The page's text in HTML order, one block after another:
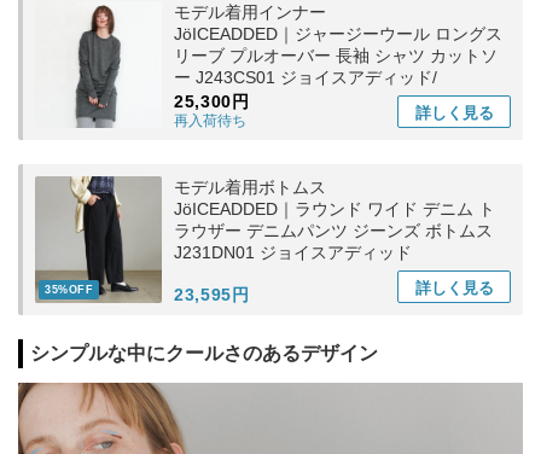
モデル着用インナー
JöICEADDED｜ジャージーウール ロングス
リーブ プルオーバー 長袖 シャツ カットソ
ー J243CS01 ジョイスアディッド/
25,300円
再入荷待ち 詳しく 見る
35%OFF
モデル着用ボトムス
JöICEADDED｜ラウンド ワイド デニム ト
ラウザー デニムパンツ ジーンズ ボトムス
J231DN01 ジョイスアディッド
23,595円 詳しく 見る
シンプルな中にクールさのあるデザイン